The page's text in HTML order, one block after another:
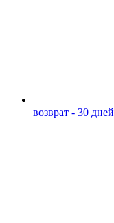
возврат - 30 дней